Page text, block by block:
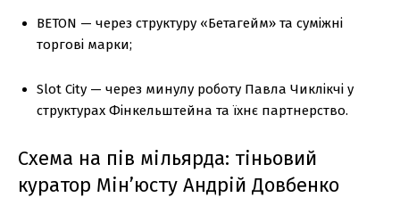
BETON — через структуру «Бетагейм» та суміжні
торгові марки;
Slot City — через минулу роботу Павла Чиклікчі у
структурах Фінкельштейна та їхнє партнерство.
Схема на пів мільярда: тіньовий
куратор Мін’юсту Андрій Довбенко